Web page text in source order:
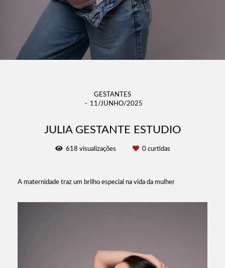
GESTANTES
11/JUNHO/2025
JULIA GESTANTE ESTUDIO
618 visualizações 0curtidas
A maternidade traz um brilho especial na vida da mulher